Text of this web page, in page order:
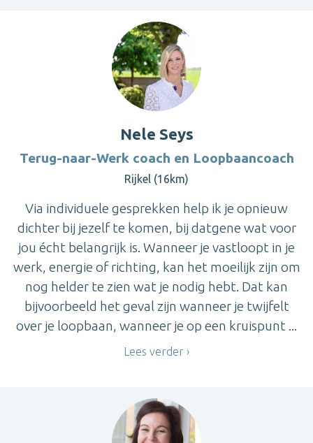
Nele Seys
Terug-naar-Werk coach en Loopbaancoach
Rijkel (16km)
Via individuele gesprekken help ik je opnieuw
dichter bij jezelf te komen, bij datgene wat voor
jou écht belangrijk is. Wanneer je vastloopt in je
werk, energie of richting, kan het moeilijk zijn om
nog helder te zien wat je nodig hebt. Dat kan
bijvoorbeeld het geval zijn wanneer je twijfelt
over je loopbaan, wanneer je op een kruispunt ...
Lees verder